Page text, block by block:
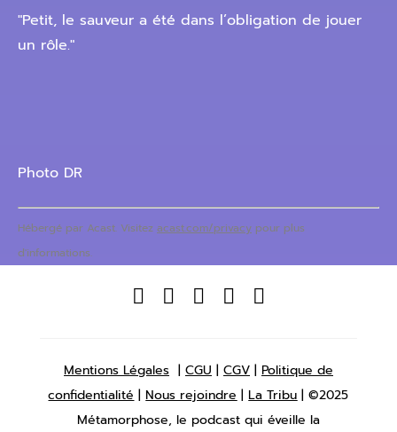
"Petit, le sauveur a été dans l’obligation de jouer
un rôle."
Photo DR
Hébergé par Acast. Visitez acast.com/privacy pour plus
d'informations.
    
Mentions Légales | CGU | CGV| Politique de
confidentialité |Nous rejoindre |La Tribu | ©2025
Métamorphose, le podcast qui éveille la